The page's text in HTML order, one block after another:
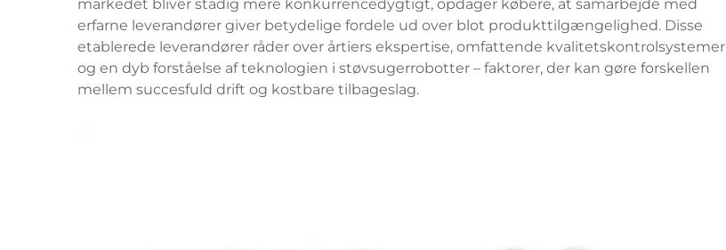
markedet bliver stadig mere konkurrencedygtigt, opdager købere, at samarbejde med
erfarne leverandører giver betydelige fordele ud over blot produkttilgængelighed. Disse
etablerede leverandører råder over årtiers ekspertise, omfattende kvalitetskontrolsystemer
og en dyb forståelse af teknologien i støvsugerrobotter – faktorer, der kan gøre forskellen
mellem succesfuld drift og kostbare tilbageslag.